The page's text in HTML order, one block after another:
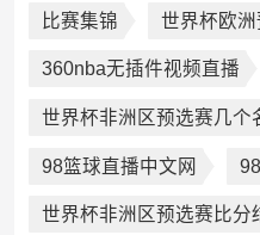
比赛集锦 世界杯欧
360nba无插件视频直播
世界杯非洲区预选赛几个
98篮球直播中文网
世界杯非洲区预选赛比分